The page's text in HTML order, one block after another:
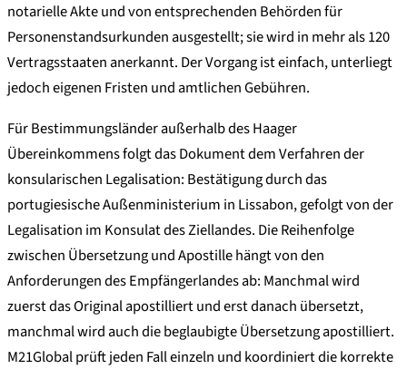
notarielle Akte und von entsprechenden Behörden für
Personenstandsurkunden ausgestellt; sie wird in mehr als 120
Vertragsstaaten anerkannt. Der Vorgang ist einfach, unterliegt
jedoch eigenen Fristen und amtlichen Gebühren.
Für Bestimmungsländer außerhalb des Haager
Übereinkommens folgt das Dokument dem Verfahren der
konsularischen Legalisation: Bestätigung durch das
portugiesische Außenministerium in Lissabon, gefolgt von der
Legalisation im Konsulat des Ziellandes. Die Reihenfolge
zwischen Übersetzung und Apostille hängt von den
Anforderungen des Empfängerlandes ab: Manchmal wird
zuerst das Original apostilliert und erst danach übersetzt,
manchmal wird auch die beglaubigte Übersetzung apostilliert.
M21Global prüft jeden Fall einzeln und koordiniert die korrekte